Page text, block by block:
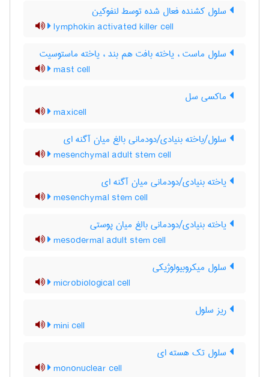
سلول کشنده فعال شده توسط لنفوکین
lymphokin activated killer cell
سلول ماست ، یاخته بافت هم بند ، یاخته ماستوسیت
mast cell
ماکسی سل
maxicell
سلول/یاخته بنیادی/دودمانی بالغ میان آگنه ای
mesenchymal adult stem cell
یاخته بنیادی/دودمانی میان آگنه ای
mesenchymal stem cell
یاخته بنیادی/دودمانی بالغ میان پوستی
mesodermal adult stem cell
سلول میکروبیولوژیکی
microbiological cell
ریز سلول
mini cell
سلول تک هسته ای
mononuclear cell